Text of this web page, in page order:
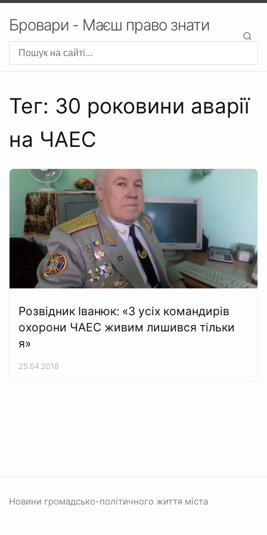
Бровари - Маєш право знати
Тег: 30 роковини аварії
на ЧАЕС
Розвідник Іванюк: «З усіх командирів
охорони ЧАЕС живим лишився тільки
я»
25.04.2016
Новини громадсько-політичного життя міста